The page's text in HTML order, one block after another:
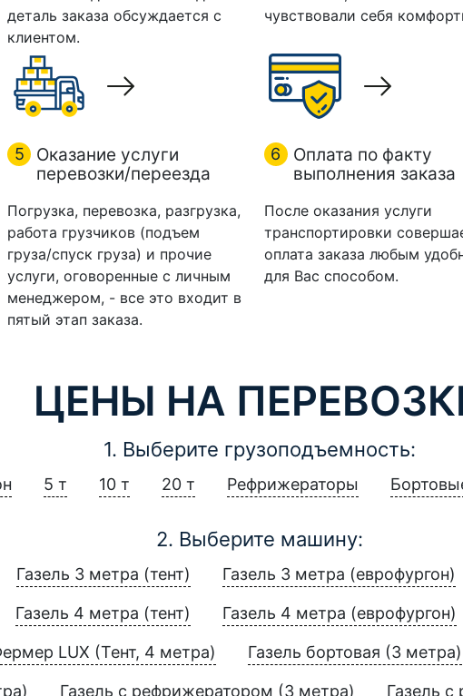
деталь заказа обсуждается с
клиентом.
чувствовали себя
5
Оказание услуги
перевозки/переезда
Погрузка, перевозка, разгрузка,
работа грузчиков (подъем
груза/спуск груза) и прочие
услуги, оговоренные с личным
менеджером, - все это входит в
пятый этап заказа.
6
Оплата по факту
выполнения заказа
После оказания услуги
транспортировки
оплата заказа любым
для Вас способом.
ЦЕНЫ НА
1. Выберите грузоподъемность:
5 т 10 т 20 т Рефрижераторы
2. Выберите машину:
Газель 3 метра (тент) Газель 3 метра (еврофургон)
Газель 4 метра (тент) Газель 4 метра (еврофургон)
LUX (Тент, 4 метра) Газель бортовая (3 метра)
Газель с рефрижератором (3 метра) Газель